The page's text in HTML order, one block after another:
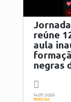
reúne
aula
negras
14.07.2026
Notícias